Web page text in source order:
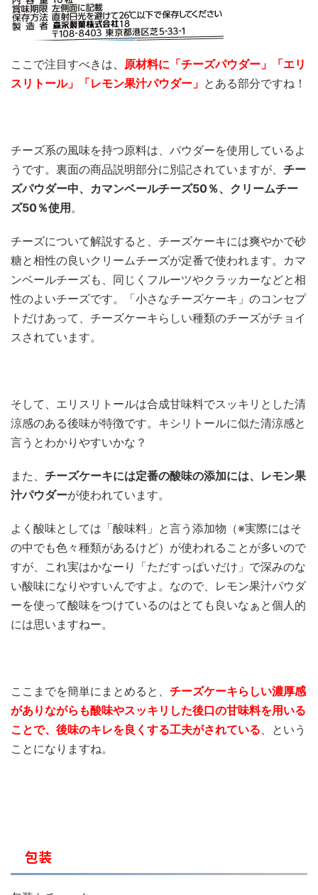
ここで注目すべきは、 原材料に「チーズパウダー 」「エリ
スリトール」「レモン果汁パウダー」 とある部分ですね！
チーズ系の風味を持つ原料は、パウダーを使用しているよ
うです。裏面の商品説明部分に別記されていますが、 チー
ズパウダー中、カマンベールチーズ50％、クリームチー
ズ50％使用 。
チーズについて解説すると、チーズケーキには爽やかで砂
糖と相性の良いクリームチーズが定番で使われます。カマ
ンベールチーズも、同じくフルーツやクラッカーなどと相
性のよいチーズです。「小さなチーズケーキ」のコンセプ
トだけあって、チーズケーキらしい種類のチーズがチョイ
スされています。
そして、エリスリトールは合成甘味料でスッキリとした清
涼感のある後味が特徴です。キシリトールに似た清涼感と
言うとわかりやすいかな？
また、 チーズケーキには定番の酸味の添加には、レモン果
汁パウダーが使われています。
よく酸味としては「酸味料」と言う添加物（※実際にはそ
の中でも色々種類があるけど）が使われることが多いので
すが、これ実はかなーり「ただすっぱいだけ」で深みのな
い酸味になりやすいんですよ。なので、レモン果汁パウダ
ーを使って酸味をつけているのはとても良いなぁと個人的
には思いますねー。
ここまでを簡単にまとめると、 チーズケーキらしい濃厚感
がありながらも酸味やスッキリした後口の甘味料を用いる
ことで、後味のキレを良くする工夫がされている、という
ことになりますね。
包装